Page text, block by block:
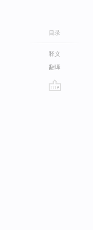
目录
释义
翻译